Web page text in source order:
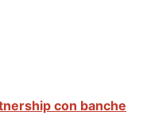
con banche